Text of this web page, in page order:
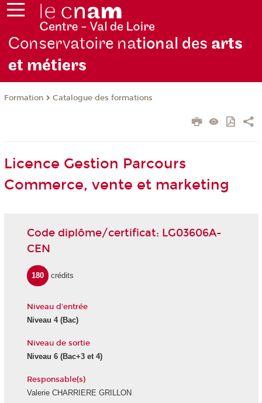
Conservatoire national des arts
et métiers
Formation Catalogue des formations
Licence Gestion Parcours
Commerce, vente et marketing
Code diplôme/certificat: LG03606A-
CEN
180 crédits
Niveau d'entrée
Niveau 4 (Bac)
Niveau de sortie
Niveau 6 (Bac+3 et 4)
Responsable(s)
Valerie CHARRIERE GRILLON